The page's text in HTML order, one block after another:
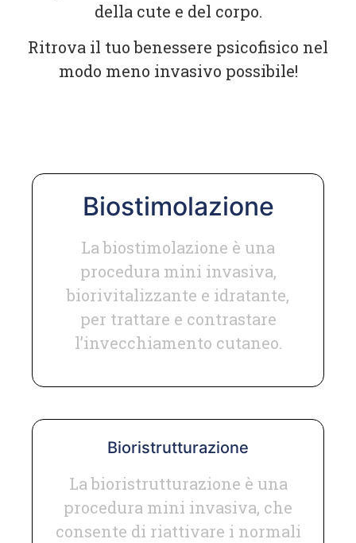
della cute e del corpo.
Ritrova il tuo benessere psicofisico nel
modo meno invasivo possibile!
Biostimolazione
La biostimolazione è una
procedura mini invasiva,
biorivitalizzante e idratante,
per trattare e contrastare
l’invecchiamento cutaneo.
Bioristrutturazione
La bioristrutturazione è una
procedura mini invasiva, che
consente di riattivare i normali